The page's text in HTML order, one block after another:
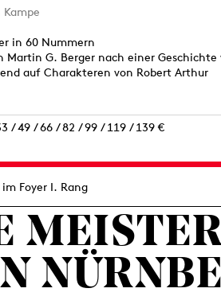
in 60 Nummern
Martin G. Berger nach einer
auf Charakteren von Robert Arthur
/ 49 / 66 / 82 / 99 / 119 / 139 €
Foyer I. Rang